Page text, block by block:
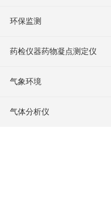
环保监测
药检仪器药物凝点测定仪
气象环境
气体分析仪